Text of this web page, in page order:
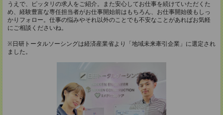
うえで、ピッタリの求人をご紹介。また安心してお仕事を続けていただくた
め、経験豊富な専任担当者がお仕事開始前はもちろん、お仕事開始後もしっ
かりフォロー。仕事の悩みやそれ以外のことでも不安なことがあればお気軽
にご相談くださいね。
※日研トータルソーシングは経済産業省より「地域未来牽引企業」に選定され
ました。